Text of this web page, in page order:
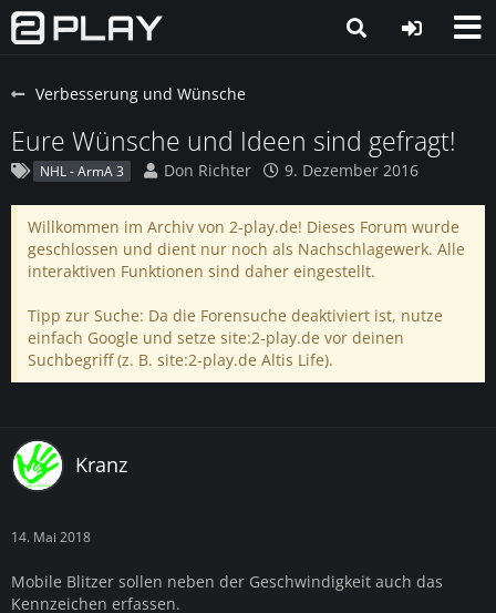
Verbesserung und Wünsche
Eure Wünsche und Ideen sind gefragt!
NHL - ArmA 3 Don Richter 9. Dezember 2016
Willkommen im Archiv von 2-play.de! Dieses Forum wurde
geschlossen und dient nur noch als Nachschlagewerk. Alle
interaktiven Funktionen sind daher eingestellt.
Tipp zur Suche: Da die Forensuche deaktiviert ist, nutze
einfach Google und setze site:2-play.de vor deinen
Suchbegriff (z. B. site:2-play.de Altis Life).
Kranz
14. Mai 2018
Mobile Blitzer sollen neben der Geschwindigkeit auch das
Kennzeichen erfassen.